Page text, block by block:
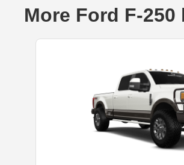
More Ford F-